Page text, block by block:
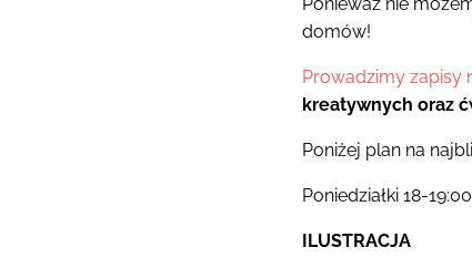
domów!
Prowadzimy zapisy
kreatywnych oraz
Poniżej plan na
Poniedziałki 18-
ILUSTRACJA